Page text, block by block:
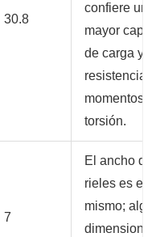
30.8
confiere una
mayor
de carga y
resistencia
momentos
torsión.
7
El ancho de
rieles es el
mismo;